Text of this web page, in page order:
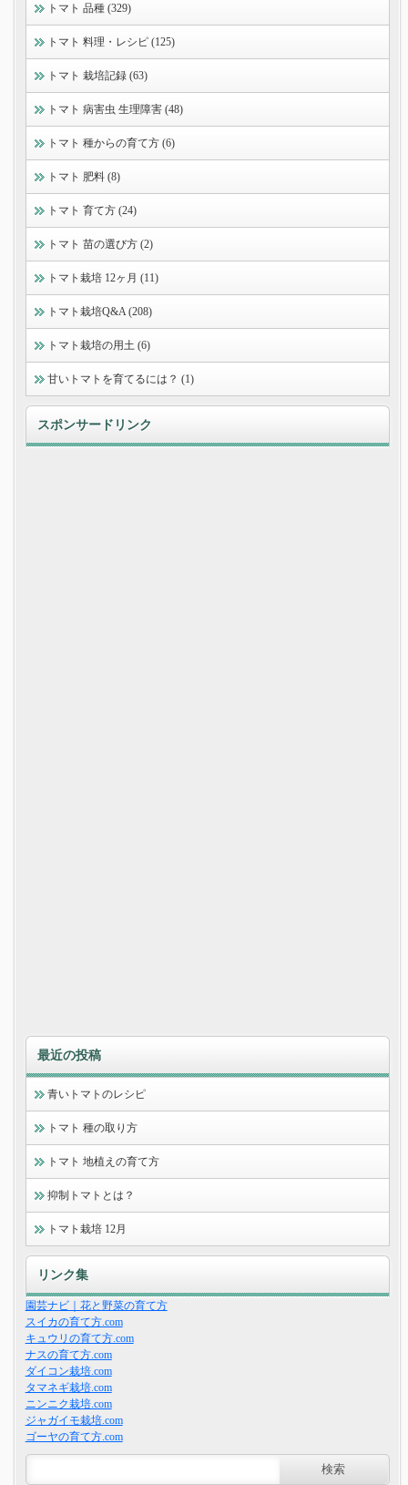
トマト 品種 (329)
トマト 料理・レシピ (125)
トマト 栽培記録 (63)
トマト 病害虫 生理障害 (48)
トマト 種からの育て方 (6)
トマト 肥料 (8)
トマト 育て方 (24)
トマト 苗の選び方 (2)
トマト栽培 12ヶ月 (11)
トマト栽培Q&A (208)
トマト栽培の用土 (6)
甘いトマトを育てるには？ (1)
スポンサードリンク
最近の投稿
青いトマトのレシピ
トマト 種の取り方
トマト 地植えの育て方
抑制トマトとは？
トマト栽培 12月
リンク集
園芸ナビ｜花と野菜の育て方
スイカの育て方.com
キュウリの育て方.com
ナスの育て方.com
ダイコン栽培.com
タマネギ栽培.com
ニンニク栽培.com
ジャガイモ栽培.com
ゴーヤの育て方.com